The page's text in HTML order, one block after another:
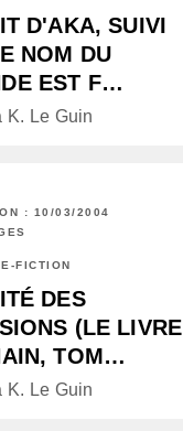
D'AKA, SUIVI
NOM DU
EST F…
K. Le Guin
: 10/03/2004
FICTION
DES
(LE LIVRE
TOM…
K. Le Guin